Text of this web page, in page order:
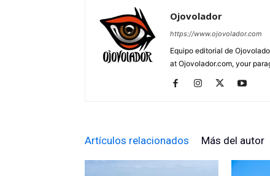
Ojovolador
https://www.ojovolador.com
Equipo editorial de
at Ojovolador.com, your
Artículos relacionados Más del autor